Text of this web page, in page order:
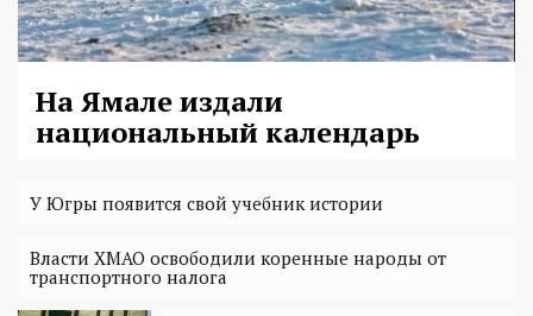
На Ямале издали
национальный календарь
У Югры появится свой учебник истории
Власти ХМАО освободили коренные народы от
транспортного налога